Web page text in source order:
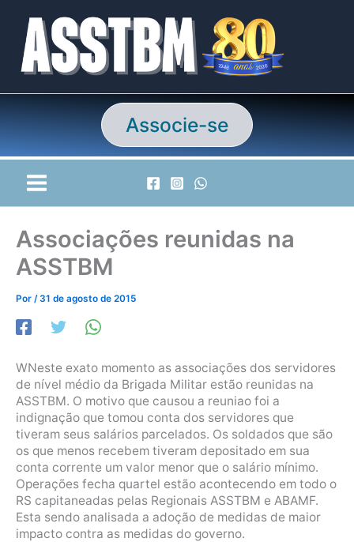
conteúdo
Associe-se
Associações reunidas na
ASSTBM
Por /31 de agosto de 2015
WNeste exato momento as associações dos servidores
de nível médio da Brigada Militar estão reunidas na
ASSTBM. O motivo que causou a reuniao foi a
indignação que tomou conta dos servidores que
tiveram seus salários parcelados. Os soldados que são
os que menos recebem tiveram depositado em sua
conta corrente um valor menor que o salário mínimo.
Operações fecha quartel estão acontecendo em todo o
RS capitaneadas pelas Regionais ASSTBM e ABAMF.
Esta sendo analisada a adoção de medidas de maior
impacto contra as medidas do governo.